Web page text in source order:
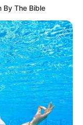
By The Bible